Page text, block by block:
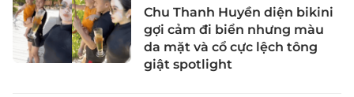
Chu Thanh Huyền diện bikini
gợi cảm đi biển nhưng màu
da mặt và cổ cực lệch tông
giật spotlight